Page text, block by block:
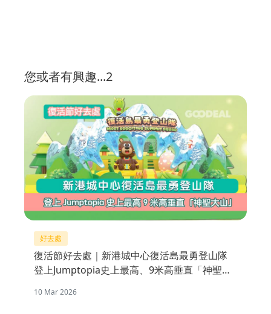
您或者有興趣...2
好去處
復活節好去處｜新港城中心復活島最勇登山隊
登上Jumptopia史上最高、9米高垂直「神聖大
10 Mar 2026